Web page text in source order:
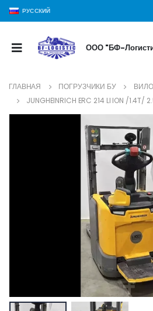
РУССКИЙ
ООО "БФ-
ГЛАВНАЯ ПОГРУЗЧИКИ БУ
JUNGHEINRICH ERC 214 LI ION /1.4T/